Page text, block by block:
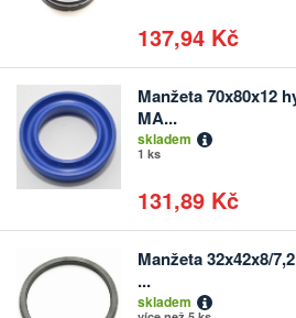
137,94 Kč
Manžeta 70x80x12
MA...
skladem
1 ks
131,89 Kč
Počet
Manžeta 32x42x8/
...
skladem
Počet